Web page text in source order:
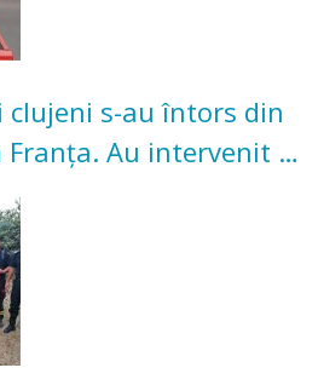
clujeni s-au întors din
Au intervenit la
și pădure